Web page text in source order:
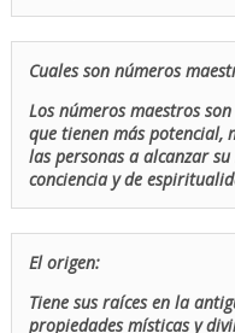
Cuales son números
Los números maestros
que tienen más potencial,
las personas a alcanzar
conciencia y de
El origen:
Tiene sus raíces en la
propiedades místicas y